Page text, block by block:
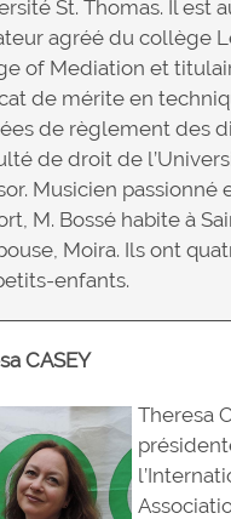
St. Thomas. Il est
agréé du collège
of Mediation et
de mérite en
de règlement des
de droit de
Musicien passionné
M. Bossé habite à
Moira. Ils ont
enfants.
CASEY
Theresa